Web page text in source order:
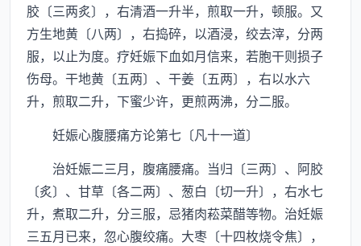
胶〔三两炙〕，右清酒一升半，煎取一升，顿服。又
方生地黄〔八两〕，右捣碎，以酒浸，绞去滓，分两
服，以止为度。疗妊娠下血如月信来，若胞干则损子
伤母。干地黄〔五两〕、干姜〔五两〕，右以水六
升，煎取二升，下蜜少许，更煎两沸，分二服。
妊娠心腹腰痛方论第七〔凡十一道〕
治妊娠二三月，腹痛腰痛。当归〔三两〕、阿胶
〔炙〕、甘草〔各二两〕、葱白〔切一升〕，右水七
升，煮取二升，分三服，忌猪肉菘菜醋等物。治妊娠
三五月已来，忽心腹绞痛。大枣〔十四枚烧令焦〕，